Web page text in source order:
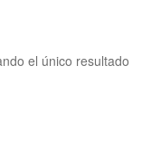
el único resultado